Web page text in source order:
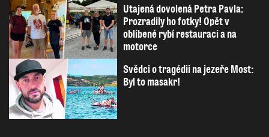
Utajená dovolená Petra Pavla:
Prozradily ho fotky! Opět v
oblíbené rybí restauraci a na
motorce
Svědci o tragédii na jezeře Most:
Byl to masakr!